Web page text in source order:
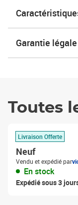
Garantie légale
Toutes
Livraison Offerte
Neuf
Vendu et expédié par
En stock
Expédié sous 3